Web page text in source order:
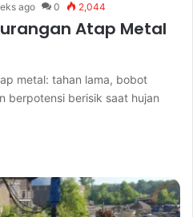
ago 0 2,044
Atap Metal
metal: tahan lama, bobot
berpotensi berisik saat hujan